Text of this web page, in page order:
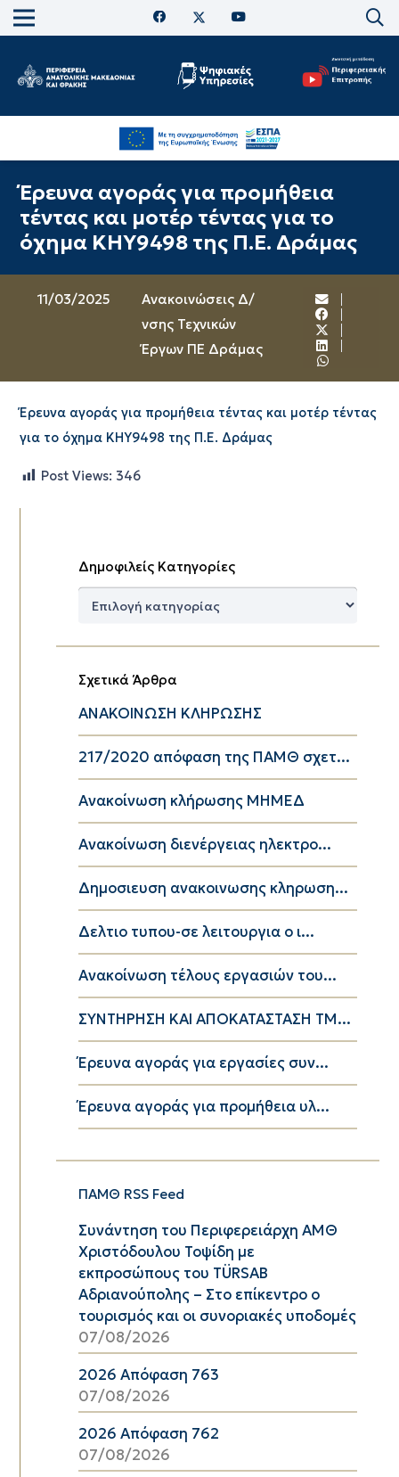
Έρευνα αγοράς για προμήθεια
τέντας και μοτέρ τέντας για το
όχημα ΚΗΥ9498 της Π.Ε. Δράμας
11/03/2025
Ανακοινώσεις Δ/
νσης Τεχνικών
Έργων ΠΕ Δράμας
Έρευνα αγοράς για προμήθεια τέντας και μοτέρ τέντας
για το όχημα ΚΗΥ9498 της Π.Ε. Δράμας
Post Views: 346
Δημοφιλείς Κατηγορίες
Δημοφιλείς
Σχετικά Άρθρα
ΑΝΑΚΟΙΝΩΣΗ ΚΛΗΡΩΣΗΣ
217/2020 απόφαση της ΠΑΜΘ σχετ...
Ανακοίνωση κλήρωσης ΜΗΜΕΔ
Ανακοίνωση διενέργειας ηλεκτρο...
Δημοσιευση ανακοινωσης κληρωση...
Δελτιο τυπου-σε λειτουργια ο ι...
Ανακοίνωση τέλους εργασιών του...
ΣΥΝΤΗΡΗΣΗ ΚΑΙ ΑΠΟΚΑΤΑΣΤΑΣΗ ΤΜ...
Έρευνα αγοράς για εργασίες συν...
Έρευνα αγοράς για προμήθεια υλ...
ΠΑΜΘ RSS Feed
Συνάντηση του Περιφερειάρχη ΑΜΘ
Χριστόδουλου Τοψίδη με
εκπροσώπους του TÜRSAB
Αδριανούπολης – Στο επίκεντρο ο
τουρισμός και οι συνοριακές υποδομές
07/08/2026
2026 Απόφαση 763
07/08/2026
2026 Απόφαση 762
07/08/2026